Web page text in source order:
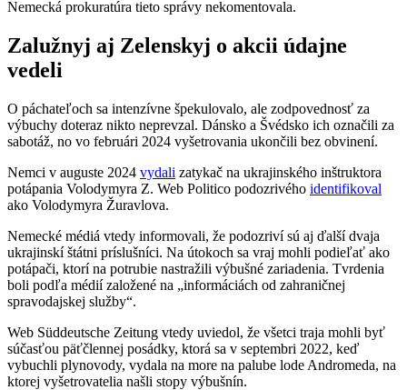
Nemecká prokuratúra tieto správy nekomentovala.
Zalužnyj aj Zelenskyj o akcii údajne
vedeli
O páchateľoch sa intenzívne špekulovalo, ale zodpovednosť za
výbuchy doteraz nikto neprevzal. Dánsko a Švédsko ich označili za
sabotáž, no vo februári 2024 vyšetrovania ukončili bez obvinení.
Nemci v auguste 2024 vydali zatykač na ukrajinského inštruktora
potápania Volodymyra Z. Web Politico podozrivého identifikoval
ako Volodymyra Žuravlova.
Nemecké médiá vtedy informovali, že podozriví sú aj ďalší dvaja
ukrajinskí štátni príslušníci. Na útokoch sa vraj mohli podieľať ako
potápači, ktorí na potrubie nastražili výbušné zariadenia. Tvrdenia
boli podľa médií založené na „informáciách od zahraničnej
spravodajskej služby“.
Web Süddeutsche Zeitung vtedy uviedol, že všetci traja mohli byť
súčasťou päťčlennej posádky, ktorá sa v septembri 2022, keď
vybuchli plynovody, vydala na more na palube lode Andromeda, na
ktorej vyšetrovatelia našli stopy výbušnín.